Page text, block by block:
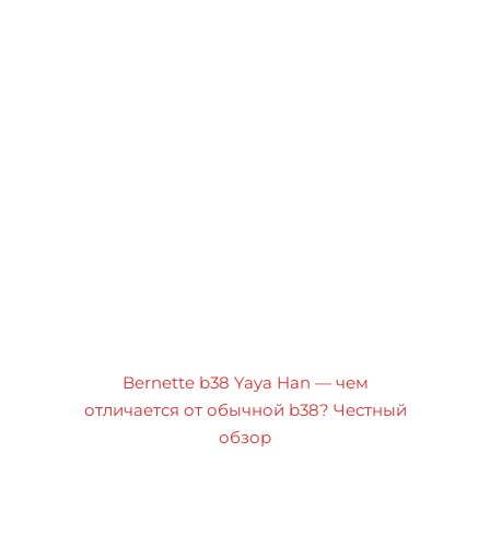
Bernette b38 Yaya Han — чем
отличается от обычной b38? Честный
обзор